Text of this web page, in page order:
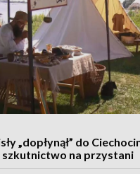
„dopłynął” do
szkutnictwo na przystani